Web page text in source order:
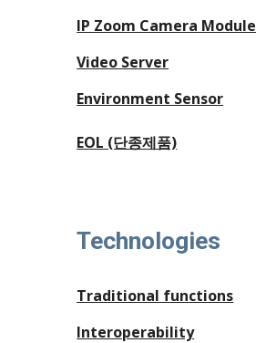
IP Zoom Camera Module
Video Server
Environment Sensor
EOL (단종제품)
Technologies
Traditional functions
Interoperability